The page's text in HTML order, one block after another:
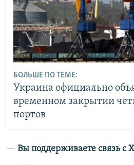
БОЛЬШЕ ПО ТЕМЕ:
Украина официально
временном закрытии
портов
—​ Вы поддерживаете связь с